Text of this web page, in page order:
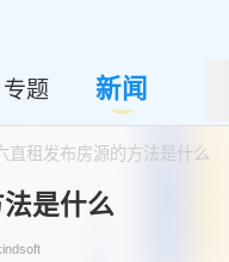
专题 新闻
直租发布房源的方法是什么
是什么